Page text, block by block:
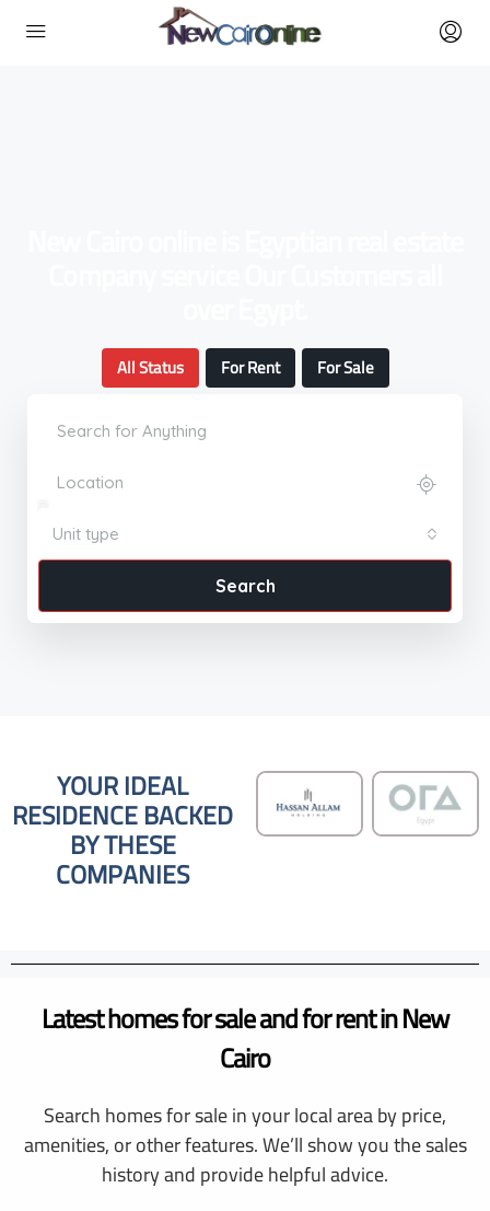
All Status For Rent For Sale
Unit type
Search
YOUR IDEAL
RESIDENCE BACKED
BY THESE
COMPANIES
Latest homes for sale and for rent in New
Cairo
Search homes for sale in your local area by price,
amenities, or other features. We’ll show you the sales
history and provide helpful advice.